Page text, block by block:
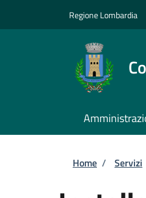
Regione Lombardia
Home / Servizi